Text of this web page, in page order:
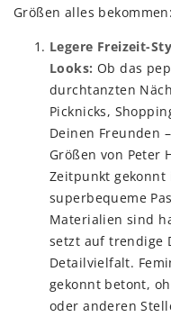
Größen alles bekommen:
Legere Freizeit-
Looks: Ob das
durchtanzten
Picknicks,
Deinen Freunden
Größen von Peter
Zeitpunkt gekonnt
superbequeme
Materialien sind
setzt auf trendige
Detailvielfalt.
gekonnt betont,
oder anderen